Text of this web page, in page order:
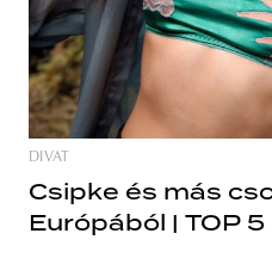
DIVAT
Csipke és más
Európából | TOP 5